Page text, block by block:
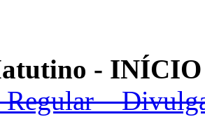
- INÍCIO
Regular –